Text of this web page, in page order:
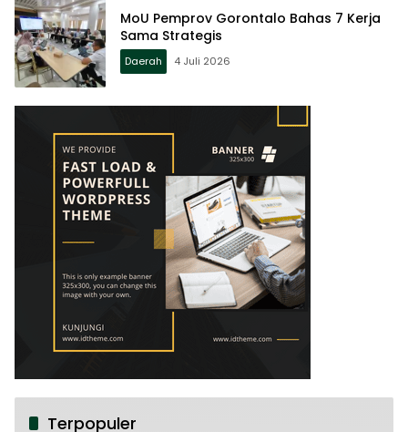
MoU Pemprov Gorontalo Bahas 7 Kerja
Sama Strategis
Daerah 4 Juli 2026
Terpopuler